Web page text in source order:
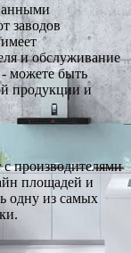
заводов
и обслуживание
можете быть
продукции и
производителями
площадей и
одну из самых